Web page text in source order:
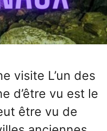
visite L’un des
d’être vu est le
être vu de